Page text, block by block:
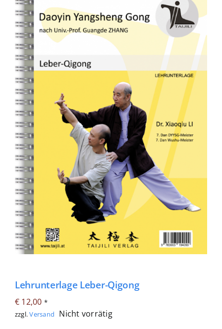
Fachbücher
Poster, Karten, Medien
Sonstiges
Abo
Lehrunterlage Leber-Qigong
€ 12,00 *
zzgl.Versand Nicht vorrätig